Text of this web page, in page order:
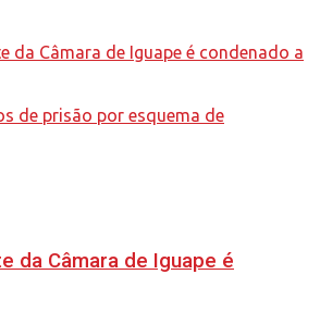
da Câmara de Iguape é